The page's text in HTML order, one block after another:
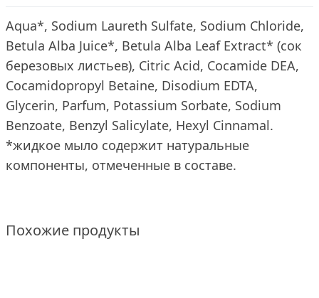
Aqua*, Sodium Laureth Sulfate, Sodium Chloride,
Betula Alba Juice*, Betula Alba Leaf Extract* (сок
березовых листьев), Citric Acid, Cocamide DEA,
Cocamidopropyl Betaine, Disodium EDTA,
Glycerin, Parfum, Potassium Sorbate, Sodium
Benzoate, Benzyl Salicylate, Hexyl Cinnamal.
*жидкое мыло содержит натуральные
компоненты, отмеченные в составе.
Похожие продукты